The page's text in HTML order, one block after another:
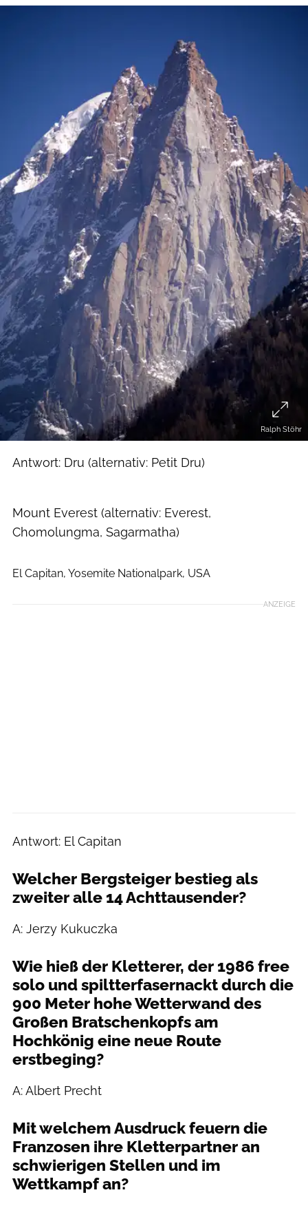
Ralph Stöhr
Antwort: Dru (alternativ: Petit Dru)
Mount Everest (alternativ: Everest,
Chomolungma, Sagarmatha)
El Capitan, Yosemite Nationalpark, USA
ANZEIGE
Antwort: El Capitan
Welcher Bergsteiger bestieg als
zweiter alle 14 Achttausender?
A: Jerzy Kukuczka
Wie hieß der Kletterer, der 1986 free
solo und spiltterfasernackt durch die
900 Meter hohe Wetterwand des
Großen Bratschenkopfs am
Hochkönig eine neue Route
erstbeging?
A: Albert Precht
Mit welchem Ausdruck feuern die
Franzosen ihre Kletterpartner an
schwierigen Stellen und im
Wettkampf an?